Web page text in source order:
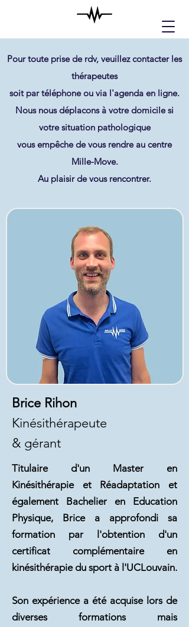
Pour toute prise de rdv, veuillez contacter les
thérapeutes
soit par téléphone ou via l'agenda en ligne.
Nous nous déplacons à votre domicilesi
votre situation pathologique
vous empêchede vous rendre au centre
Mille-Move.
Au plaisir de vous rencontrer.
Brice Rihon
Kinésithérapeute
& gérant
Titulaire d'un Master en
Kinésithérapie et Réadaptation et
également Bachelier en Education
Physique, Brice a approfondi sa
formation par l'obtention d'un
certificat complémentaire en
kinésithérapie du sport à l'UCLouvain.
Son expérience a été acquise lors de
diverses formations mais